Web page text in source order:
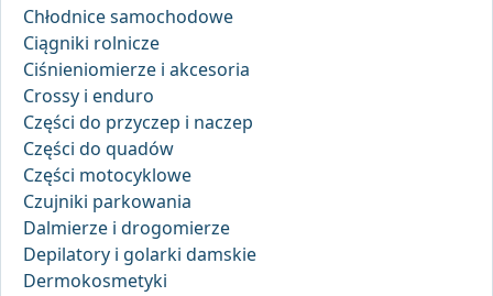
Chłodnice samochodowe
Ciągniki rolnicze
Ciśnieniomierze i akcesoria
Crossy i enduro
Części do przyczep i naczep
Części do quadów
Części motocyklowe
Czujniki parkowania
Dalmierze i drogomierze
Depilatory i golarki damskie
Dermokosmetyki